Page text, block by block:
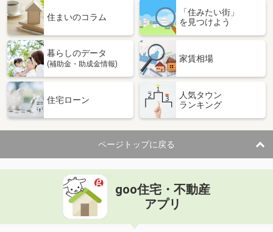
住まいのコラム
「住みたい街」
を見つけよう
暮らしのデータ
(補助金・助成金情報)
家賃相場
住宅ローン
人気タウン
ランキング
ページトップに戻る
goo住宅・不動産
アプリ